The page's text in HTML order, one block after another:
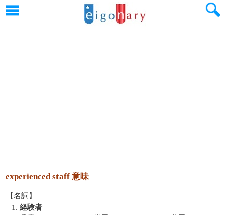
experienced staff 意味
【名詞】
1. 経験者